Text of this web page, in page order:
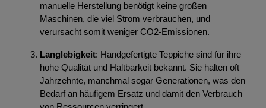
manuelle Herstellung benötigt keine großen
Maschinen, die viel Strom verbrauchen, und
verursacht somit weniger CO2-Emissionen.
Langlebigkeit: Handgefertigte Teppiche sind für ihre
hohe Qualität und Haltbarkeit bekannt. Sie halten oft
Jahrzehnte, manchmal sogar Generationen, was den
Bedarf an häufigem Ersatz und damit den Verbrauch